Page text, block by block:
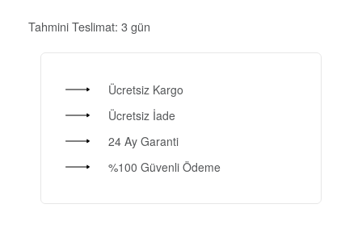
Tahmini Teslimat: 3 gün
Ücretsiz Kargo
Ücretsiz İade
24 Ay Garanti
%100 Güvenli Ödeme